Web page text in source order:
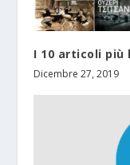
I 10 articoli più
Dicembre 27, 2019